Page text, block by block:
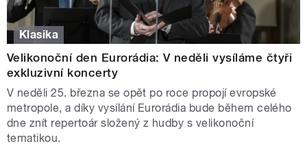
Klasika
Velikonoční den Eurorádia: V neděli vysíláme čtyři
exkluzivní koncerty
V neděli 25. března se opět po roce propojí evropské
metropole, a díky vysílání Eurorádia bude během celého
dne znít repertoár složený z hudby s velikonoční
tematikou.